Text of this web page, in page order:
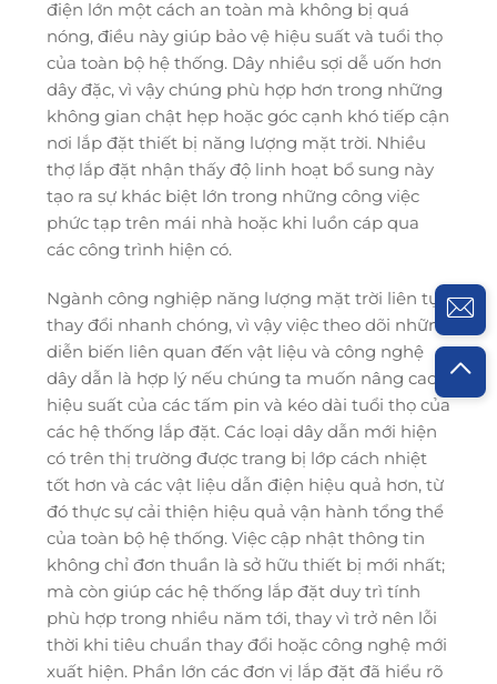
điện lớn một cách an toàn mà không bị quá
nóng, điều này giúp bảo vệ hiệu suất và tuổi thọ
của toàn bộ hệ thống. Dây nhiều sợi dễ uốn hơn
dây đặc, vì vậy chúng phù hợp hơn trong những
không gian chật hẹp hoặc góc cạnh khó tiếp cận
nơi lắp đặt thiết bị năng lượng mặt trời. Nhiều
thợ lắp đặt nhận thấy độ linh hoạt bổ sung này
tạo ra sự khác biệt lớn trong những công việc
phức tạp trên mái nhà hoặc khi luồn cáp qua
các công trình hiện có.
Ngành công nghiệp năng lượng mặt trời liên tục
thay đổi nhanh chóng, vì vậy việc theo dõi những
diễn biến liên quan đến vật liệu và công nghệ
dây dẫn là hợp lý nếu chúng ta muốn nâng cao
hiệu suất của các tấm pin và kéo dài tuổi thọ của
các hệ thống lắp đặt. Các loại dây dẫn mới hiện
có trên thị trường được trang bị lớp cách nhiệt
tốt hơn và các vật liệu dẫn điện hiệu quả hơn, từ
đó thực sự cải thiện hiệu quả vận hành tổng thể
của toàn bộ hệ thống. Việc cập nhật thông tin
không chỉ đơn thuần là sở hữu thiết bị mới nhất;
mà còn giúp các hệ thống lắp đặt duy trì tính
phù hợp trong nhiều năm tới, thay vì trở nên lỗi
thời khi tiêu chuẩn thay đổi hoặc công nghệ mới
xuất hiện. Phần lớn các đơn vị lắp đặt đã hiểu rõ